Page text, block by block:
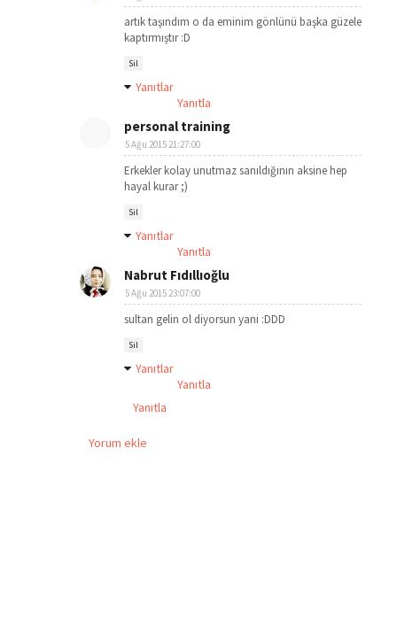
artık taşındım o da eminim gönlünü başka güzele
kaptırmıştır :D
Sil
Yanıtlar
Yanıtla
personal training
5 Ağu 2015 21:27:00
Erkekler kolay unutmaz sanıldığının aksine hep
hayal kurar ;)
Sil
Yanıtlar
Yanıtla
Nabrut Fıdıllıoğlu
5 Ağu 2015 23:07:00
sultan gelin ol diyorsun yani :DDD
Sil
Yanıtlar
Yanıtla
Yanıtla
Yorum ekle